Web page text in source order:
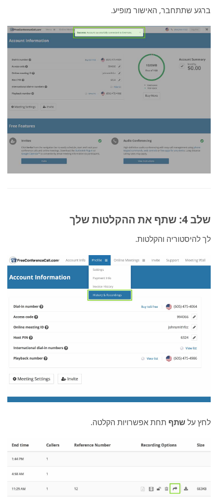
ברגע שתתחבר, האישור מופיע.
שלב 4: שתף את ההקלטות שלך
לך להיסטוריה והקלטות.
לחץ עלשתף תחת אפשרויות הקלטה.